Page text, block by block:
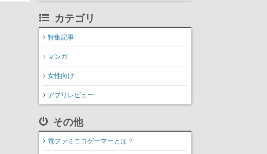
カテゴリ
特集記事
マンガ
女性向け
アプリレビュー
その他
電ファミニコゲーマーとは？